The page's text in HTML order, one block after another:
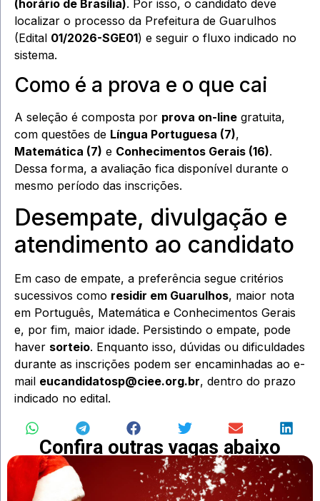
(horário de Brasília). Por isso, o candidato deve
localizar o processo da Prefeitura de Guarulhos
(Edital 01/2026-SGE01) e seguir o fluxo indicado no
sistema.
Como é a prova e o que cai
A seleção é composta por prova on-line gratuita,
com questões de Língua Portuguesa (7),
Matemática (7) e Conhecimentos Gerais (16).
Dessa forma, a avaliação fica disponível durante o
mesmo período das inscrições.
Desempate, divulgação e
atendimento ao candidato
Em caso de empate, a preferência segue critérios
sucessivos como residir em Guarulhos, maior nota
em Português, Matemática e Conhecimentos Gerais
e, por fim, maior idade. Persistindo o empate, pode
haver sorteio. Enquanto isso, dúvidas ou dificuldades
durante as inscrições podem ser encaminhadas ao e-
mail eucandidatosp@ciee.org.br, dentro do prazo
indicado no edital.
Confira outras vagas abaixo